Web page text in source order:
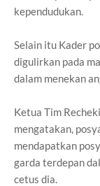
kependudukan.
Selain itu Kader
digulirkan pada
dalam menekan
Ketua Tim
mengatakan,
mendapatkan
garda terdepan
cetus dia.